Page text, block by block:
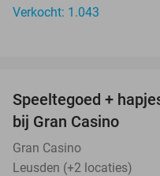
Verkocht: 1.043
Speeltegoed +
bij Gran Casino
Gran Casino
Leusden (+2 locaties)